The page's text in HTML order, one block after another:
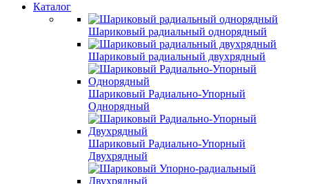
Каталог
Шариковый радиальный однорядный
Шариковый радиальный двухрядный
Шариковый Радиально-Упорный
Однорядный
Шариковый Радиально-Упорный
Двухрядный